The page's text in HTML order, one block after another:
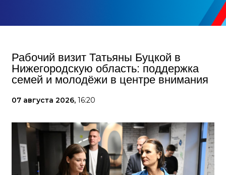
Рабочий визит Татьяны Буцкой в
Нижегородскую область: поддержка
семей и молодёжи в центре внимания
07 августа 2026, 16:20